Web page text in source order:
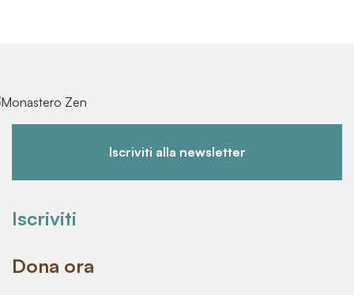
Iscriviti alla newsletter
Iscriviti
Dona ora